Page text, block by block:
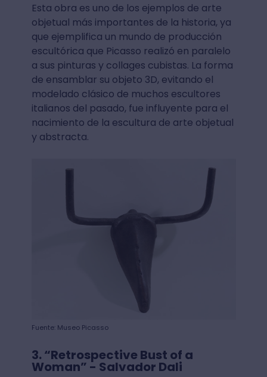
Esta obra es uno de los ejemplos de arte
objetual más importantes de la historia, ya
que ejemplifica un mundo de producción
escultórica que Picasso realizó en paralelo
a sus pinturas y collages cubistas. La forma
de ensamblar su objeto 3D, evitando el
modelado clásico de muchos escultores
italianos del pasado, fue influyente para el
nacimiento de la escultura de arte objetual
y abstracta.
Fuente: Museo Picasso
3. “Retrospective Bust of a
Woman” - Salvador Dali